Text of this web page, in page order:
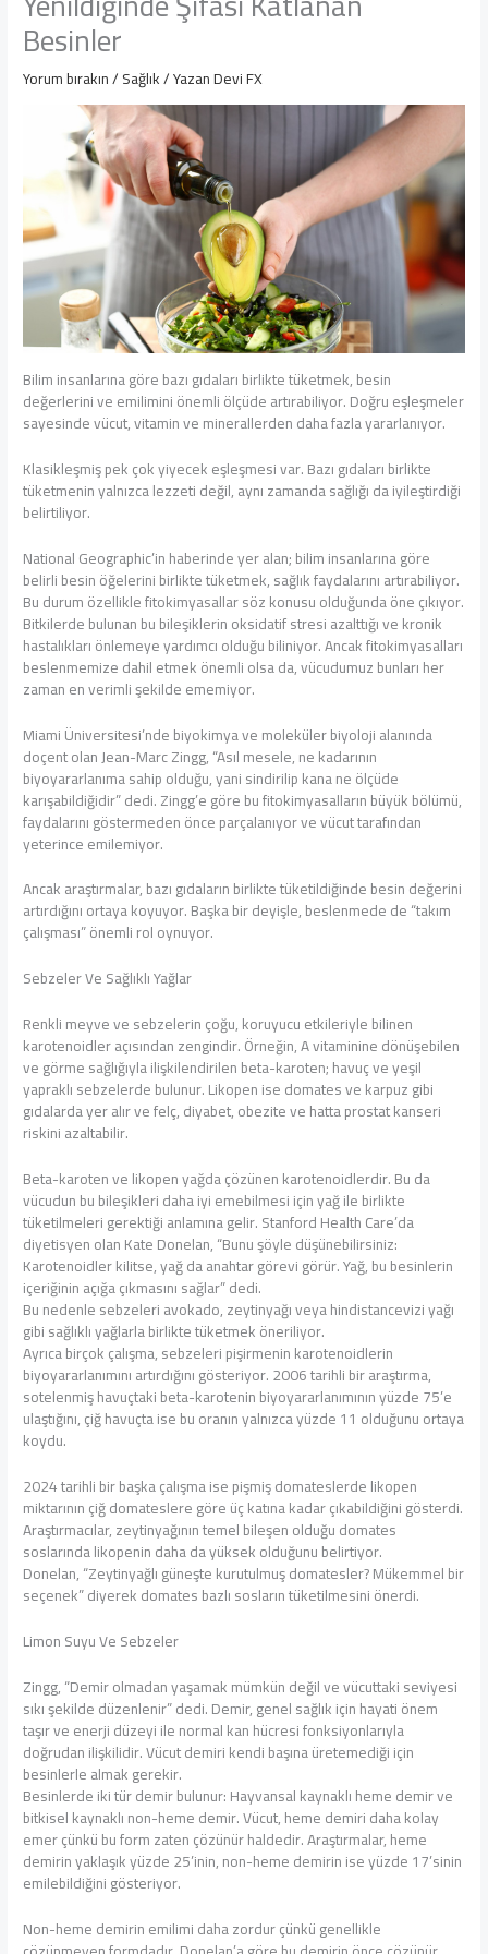
Besinler
Yorum bırakın/Sağlık/ YazanDevi FX
Bilim insanlarına göre bazı gıdaları birlikte tüketmek, besin
değerlerini ve emilimini önemli ölçüde artırabiliyor. Doğru eşleşmeler
sayesinde vücut, vitamin ve minerallerden daha fazla yararlanıyor.
Klasikleşmiş pek çok yiyecek eşleşmesi var. Bazı gıdaları birlikte
tüketmenin yalnızca lezzeti değil, aynı zamanda sağlığı da iyileştirdiği
belirtiliyor.
National Geographic’in haberinde yer alan; bilim insanlarına göre
belirli besin öğelerini birlikte tüketmek, sağlık faydalarını artırabiliyor.
Bu durum özellikle fitokimyasallar söz konusu olduğunda öne çıkıyor.
Bitkilerde bulunan bu bileşiklerin oksidatif stresi azalttığı ve kronik
hastalıkları önlemeye yardımcı olduğu biliniyor. Ancak fitokimyasalları
beslenmemize dahil etmek önemli olsa da, vücudumuz bunları her
zaman en verimli şekilde ememiyor.
Miami Üniversitesi’nde biyokimya ve moleküler biyoloji alanında
doçent olan Jean-Marc Zingg, “Asıl mesele, ne kadarının
biyoyararlanıma sahip olduğu, yani sindirilip kana ne ölçüde
karışabildiğidir” dedi. Zingg’e göre bu fitokimyasalların büyük bölümü,
faydalarını göstermeden önce parçalanıyor ve vücut tarafından
yeterince emilemiyor.
Ancak araştırmalar, bazı gıdaların birlikte tüketildiğinde besin değerini
artırdığını ortaya koyuyor. Başka bir deyişle, beslenmede de “takım
çalışması” önemli rol oynuyor.
Sebzeler Ve Sağlıklı Yağlar
Renkli meyve ve sebzelerin çoğu, koruyucu etkileriyle bilinen
karotenoidler açısından zengindir. Örneğin, A vitaminine dönüşebilen
ve görme sağlığıyla ilişkilendirilen beta-karoten; havuç ve yeşil
yapraklı sebzelerde bulunur. Likopen ise domates ve karpuz gibi
gıdalarda yer alır ve felç, diyabet, obezite ve hatta prostat kanseri
riskini azaltabilir.
Beta-karoten ve likopen yağda çözünen karotenoidlerdir. Bu da
vücudun bu bileşikleri daha iyi emebilmesi için yağ ile birlikte
tüketilmeleri gerektiği anlamına gelir. Stanford Health Care’da
diyetisyen olan Kate Donelan, “Bunu şöyle düşünebilirsiniz:
Karotenoidler kilitse, yağ da anahtar görevi görür. Yağ, bu besinlerin
içeriğinin açığa çıkmasını sağlar” dedi.
Bu nedenle sebzeleri avokado, zeytinyağı veya hindistancevizi yağı
gibi sağlıklı yağlarla birlikte tüketmek öneriliyor.
Ayrıca birçok çalışma, sebzeleri pişirmenin karotenoidlerin
biyoyararlanımını artırdığını gösteriyor. 2006 tarihli bir araştırma,
sotelenmiş havuçtaki beta-karotenin biyoyararlanımının yüzde 75’e
ulaştığını, çiğ havuçta ise bu oranın yalnızca yüzde 11 olduğunu ortaya
koydu.
2024 tarihli bir başka çalışma ise pişmiş domateslerde likopen
miktarının çiğ domateslere göre üç katına kadar çıkabildiğini gösterdi.
Araştırmacılar, zeytinyağının temel bileşen olduğu domates
soslarında likopenin daha da yüksek olduğunu belirtiyor.
Donelan, “Zeytinyağlı güneşte kurutulmuş domatesler? Mükemmel bir
seçenek” diyerek domates bazlı sosların tüketilmesini önerdi.
Limon Suyu Ve Sebzeler
Zingg, “Demir olmadan yaşamak mümkün değil ve vücuttaki seviyesi
sıkı şekilde düzenlenir” dedi. Demir, genel sağlık için hayati önem
taşır ve enerji düzeyi ile normal kan hücresi fonksiyonlarıyla
doğrudan ilişkilidir. Vücut demiri kendi başına üretemediği için
besinlerle almak gerekir.
Besinlerde iki tür demir bulunur: Hayvansal kaynaklı heme demir ve
bitkisel kaynaklı non-heme demir. Vücut, heme demiri daha kolay
emer çünkü bu form zaten çözünür haldedir. Araştırmalar, heme
demirin yaklaşık yüzde 25’inin, non-heme demirin ise yüzde 17’sinin
emilebildiğini gösteriyor.
Non-heme demirin emilimi daha zordur çünkü genellikle